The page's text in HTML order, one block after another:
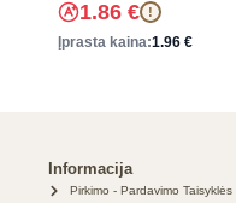
1.86 € !
Įprasta kaina:1.96 €
Informacija
Pirkimo - Pardavimo Taisyklės